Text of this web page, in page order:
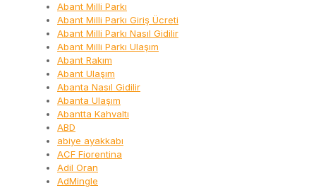
Abant Milli Parkı
Abant Milli Parkı Giriş Ücreti
Abant Milli Parkı Nasıl Gidilir
Abant Milli Parkı Ulaşım
Abant Rakım
Abant Ulaşım
Abanta Nasıl Gidilir
Abanta Ulaşım
Abantta Kahvaltı
ABD
abiye ayakkabı
ACF Fiorentina
Adil Oran
AdMingle